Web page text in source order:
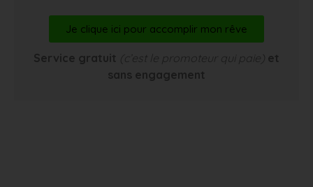
Je clique ici pour accomplir mon rêve
Service gratuit (c’est le promoteur qui paie) et
sans engagement